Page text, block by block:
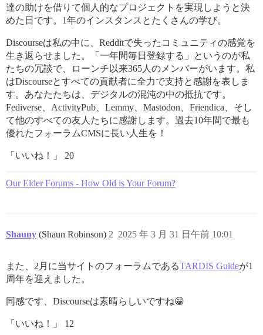
達の助けを借りて個人的なプロジェクトを実現しようと決
めた日です。1年のインスタンスとたくさんの学び。
Discourseは私の中に、Redditで失ったコミュニティの感覚を
生き返らせました。「一年間毎日登録する」というのが私
たちの冗談で、ローンチ以来365人のメンバーがいます。私
はDiscourseとすべての貢献者に全力で支持と感謝を表しま
す。あなたたちは、デジタルの混沌の中の抵抗です。
Fediverse、ActivityPub、Lemmy、Mastodon、Friendica、そし
て他のすべての友人たちに感謝します。過去10年間で最も
優れたフォーラムCMSに長い人生を！
「いいね！」 20
Our Elder Forums - How Old is Your Forum?
Shauny (Shaun Robinson) 2025 年 3 月 31 日午前 10:01
2
また、2月に当サイトのフォーラムであるTARDIS Guideが1
周年を迎えました。
同感です、Discourseは素晴らしいですね😁
「いいね！」 12